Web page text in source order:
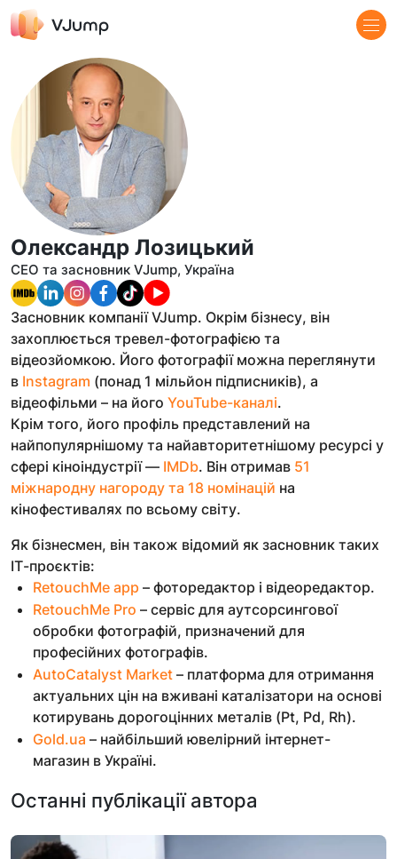
Олександр Лозицький
CEO та засновник VJump, Україна
Засновник компанії VJump. Окрім бізнесу, він
захоплюється тревел-фотографією та
відеозйомкою. Його фотографії можна переглянути
в Instagram (понад 1 мільйон підписників), а
відеофільми – на його YouTube-каналі.
Крім того, його профіль представлений на
найпопулярнішому та найавторитетнішому ресурсі у
сфері кіноіндустрії — IMDb. Він отримав 51
міжнародну нагороду та 18 номінацій на
кінофестивалях по всьому світу.
Як бізнесмен, він також відомий як засновник таких
ІТ-проєктів:
RetouchMe app – фоторедактор і відеоредактор.
RetouchMe Pro – сервіс для аутсорсингової
обробки фотографій, призначений для
професійних фотографів.
AutoCatalyst Market – платформа для отримання
актуальних цін на вживані каталізатори на основі
котирувань дорогоцінних металів (Pt, Pd, Rh).
Gold.ua – найбільший ювелірний інтернет-
магазин в Україні.
Останні публікації автора